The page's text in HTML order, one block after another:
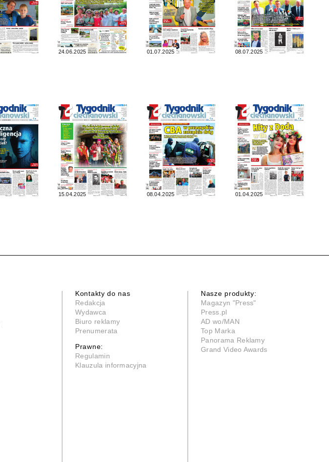
24.06.2025 01.07.2025 08.07.2025
15.04.2025 08.04.2025 01.04.2025
Kontakty do nas
Redakcja
Wydawca
Biuro reklamy
Prenumerata
Prawne:
Regulamin
Klauzula informacyjna
Nasze produkty:
Magazyn "Press"
Press.pl
AD wo/MAN
Top Marka
Panorama Reklamy
Grand Video Awards